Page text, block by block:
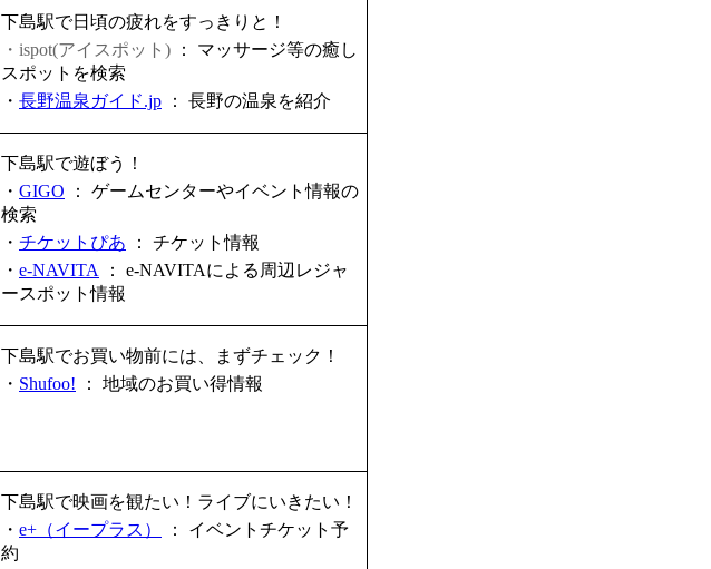
下島駅で日頃の疲れをすっきりと！
・ispot(アイスポット) ： マッサージ等の癒し
スポットを検索
・ 長野温泉ガイド.jp ： 長野の温泉を紹介
下島駅で遊ぼう！
・ GIGO ： ゲームセンターやイベント情報の
検索
・ チケットぴあ ： チケット情報
・ e-NAVITA ： e-NAVITAによる周辺レジャ
ースポット情報
下島駅でお買い物前には、まずチェック！
・ Shufoo! ： 地域のお買い得情報
下島駅で映画を観たい！ライブにいきたい！
・ e+（イープラス） ： イベントチケット予
約